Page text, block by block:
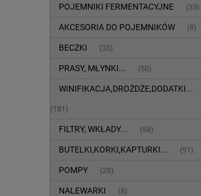
POJEMNIKI FERMENTACYJNE (33)
AKCESORIA DO POJEMNIKÓW (8)
BECZKI (33)
PRASY, MŁYNKI... (50)
WINIFIKACJA,DROŻDŻE,DODATKI...
(181)
FILTRY, WKŁADY... (58)
BUTELKI,KORKI,KAPTURKI... (91)
POMPY (28)
NALEWARKI (8)